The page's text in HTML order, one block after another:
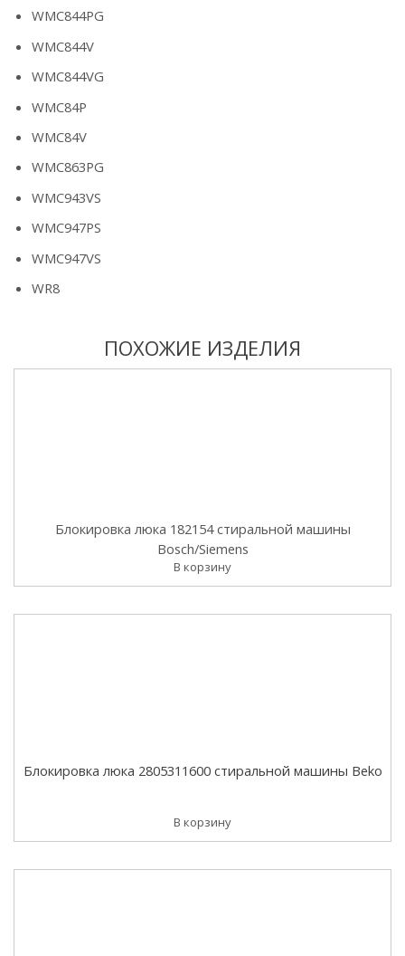
WMC844PG
WMC844V
WMC844VG
WMC84P
WMC84V
WMC863PG
WMC943VS
WMC947PS
WMC947VS
WR8
ПОХОЖИЕ ИЗДЕЛИЯ
Блокировка люка 182154 стиральной машины
Bosch/Siemens
В корзину
Блокировка люка 2805311600 стиральной машины Beko
В корзину